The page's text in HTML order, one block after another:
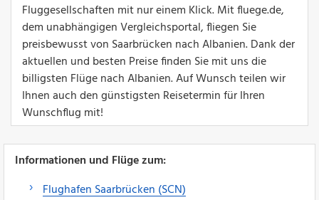
Fluggesellschaften mit nur einem Klick. Mit fluege.de,
dem unabhängigen Vergleichsportal, fliegen Sie
preisbewusst von Saarbrücken nach Albanien. Dank der
aktuellen und besten Preise finden Sie mit uns die
billigsten Flüge nach Albanien. Auf Wunsch teilen wir
Ihnen auch den günstigsten Reisetermin für Ihren
Wunschflug mit!
Informationen und Flüge zum:
Flughafen Saarbrücken (SCN)